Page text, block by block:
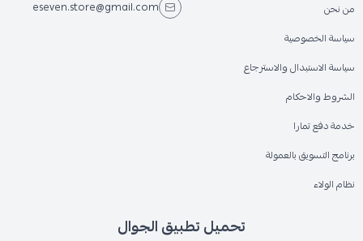
من نحن
سياسة الخصوصية
سياسة الاستبدال والاسترجاع
الشروط والاحكام
خدمة دفع تمارا
برنامج التسويق بالعمولة
نظام الولاء
eseven.store@gmail.com
تحميل تطبيق الجوال